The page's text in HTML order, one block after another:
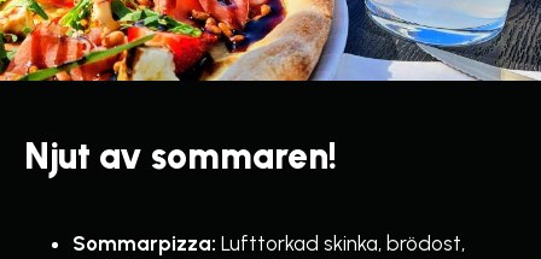
Njut av sommaren!
Sommarpizza: Lufttorkad skinka, brödost,